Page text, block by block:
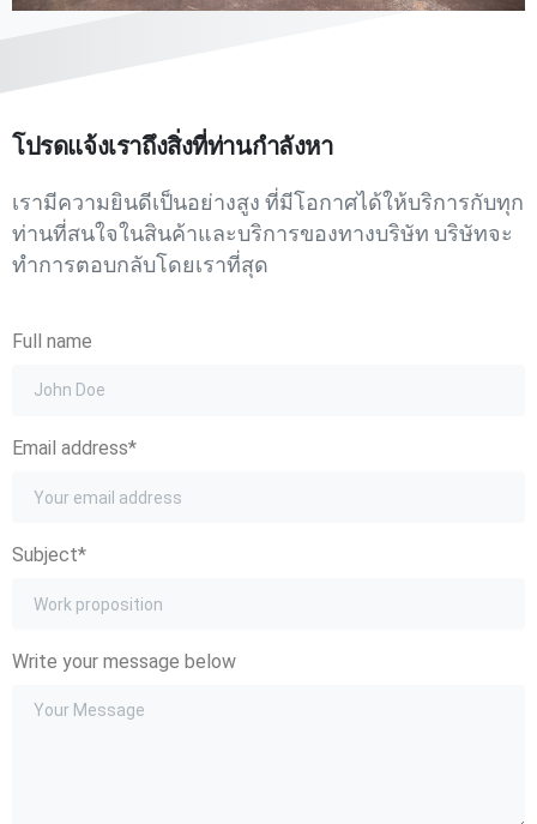
โปรดแจ้งเราถึงสิ่งที่ท่านกำลังหา
เรามีความยินดีเป็นอย่างสูง ที่มีโอกาศได้ให้บริการกับทุก
ท่านที่สนใจในสินค้าและบริการของทางบริษัท บริษัทจะ
ทำการตอบกลับโดยเราที่สุด
Full name
Email address*
Subject*
Write your message below